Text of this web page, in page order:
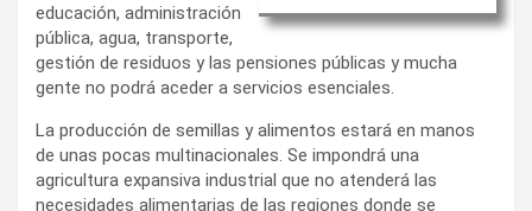
educación, administración
pública, agua, transporte,
gestión de residuos y las pensiones públicas y mucha
gente no podrá aceder a servicios esenciales.
La producción de semillas y alimentos estará en manos
de unas pocas multinacionales. Se impondrá una
agricultura expansiva industrial que no atenderá las
necesidades alimentarias de las regiones donde se